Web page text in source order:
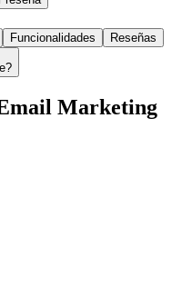
Funcionalidades Reseñas
Marketing